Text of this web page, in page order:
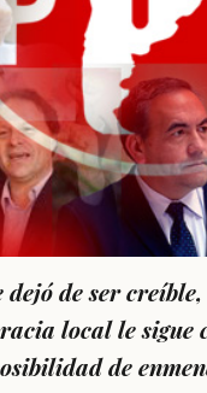
de ser creíble,
local le sigue
de